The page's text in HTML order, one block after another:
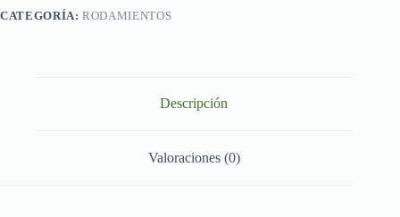
CATEGORÍA:RODAMIENTOS
Descripción
Valoraciones (0)